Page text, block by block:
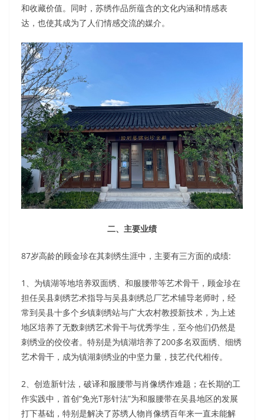
和收藏价值。同时，苏绣作品所蕴含的文化内涵和情感表
达，也使其成为了人们情感交流的媒介。
二、主要业绩
87岁高龄的顾金珍在其刺绣生涯中，主要有三方面的成绩:
1、为镇湖等地培养双面绣、和服腰带等艺术骨干，顾金珍在
担任吴县刺绣艺术指导与吴县刺绣总厂艺术辅导老师时，经
常到吴县十多个乡镇刺绣站与广大农村教授新技术，为上述
地区培养了无数刺绣艺术骨干与优秀学生，至今他们仍然是
刺绣业的佼佼者。特别是为镇湖培养了200多名双面绣、细绣
艺术骨干，成为镇湖刺绣业的中坚力量，技艺代代相传。
2、创造新针法，破译和服腰带与肖像绣作难题；在长期的工
作实践中，首创“免光T形针法”为和服腰带在吴县地区的发展
打下基础，特别是解决了苏绣人物肖像绣百年来一直未能解